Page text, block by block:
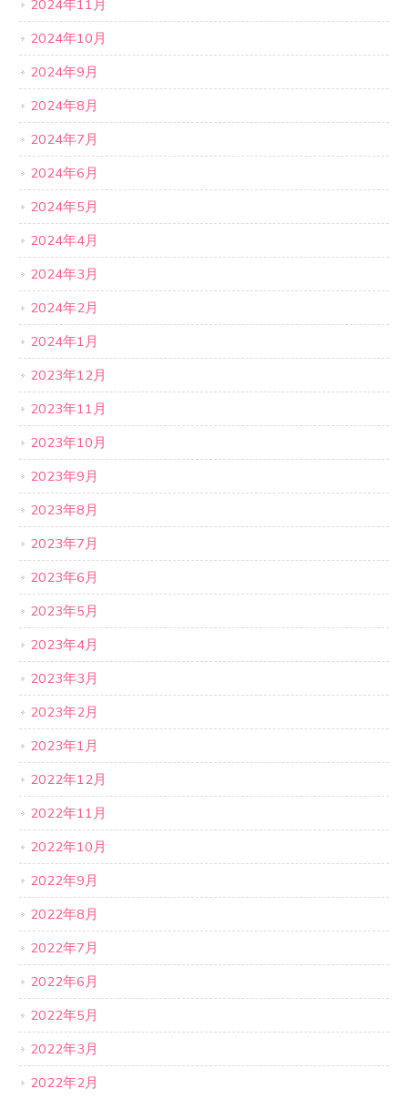
2024年11月
2024年10月
2024年9月
2024年8月
2024年7月
2024年6月
2024年5月
2024年4月
2024年3月
2024年2月
2024年1月
2023年12月
2023年11月
2023年10月
2023年9月
2023年8月
2023年7月
2023年6月
2023年5月
2023年4月
2023年3月
2023年2月
2023年1月
2022年12月
2022年11月
2022年10月
2022年9月
2022年8月
2022年7月
2022年6月
2022年5月
2022年3月
2022年2月